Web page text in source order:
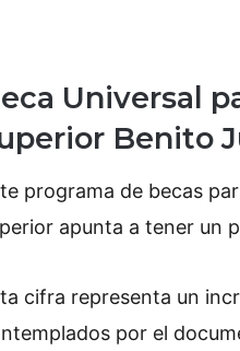
Universal
Benito
programa de becas
apunta a tener un
cifra representa un
por el